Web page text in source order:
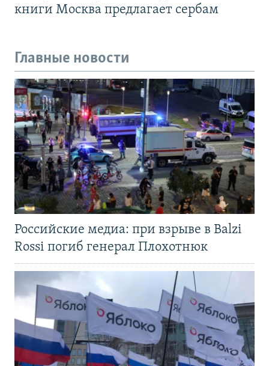
книги Москва предлагает сербам
Главные новости
Российские медиа: при взрыве в Balzi
Rossi погиб генерал Плохотнюк